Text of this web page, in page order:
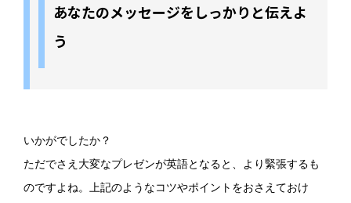
あなたのメッセージをしっかりと伝えよ
う
いかがでしたか？
ただでさえ大変なプレゼンが英語となると、より緊張するも
のですよね。上記のようなコツやポイントをおさえておけ